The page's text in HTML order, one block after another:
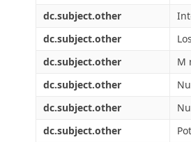
dc.subject.other
dc.subject.other
dc.subject.other
M
dc.subject.other
dc.subject.other
dc.subject.other